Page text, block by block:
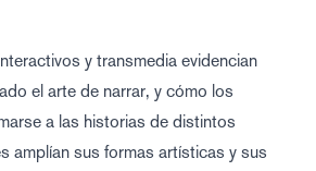
y transmedia evidencian
el arte de narrar, y cómo los
a las historias de distintos
amplían sus formas artísticas y sus